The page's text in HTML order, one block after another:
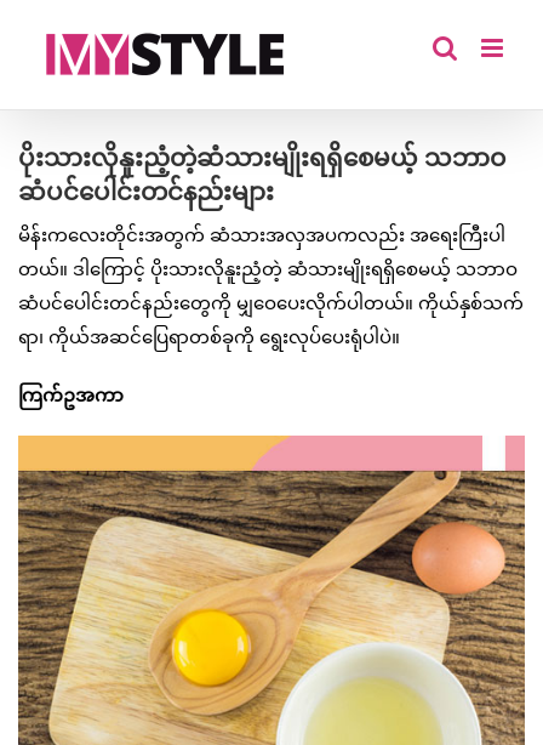
ပိုးသားလိုနူးညံ့တဲ့ဆံသားမျိုးရရှိစေမယ့် သဘာဝ
ဆံပင်ပေါင်းတင်နည်းများ
မိန်းကလေးတိုင်းအတွက် ဆံသားအလှအပကလည်း အရေးကြီးပါ
တယ်။ ဒါကြောင့် ပိုးသားလိုနူးညံ့တဲ့ ဆံသားမျိုးရရှိစေမယ့် သဘာဝ
ဆံပင်ပေါင်းတင်နည်းတွေကို မျှဝေပေးလိုက်ပါတယ်။ ကိုယ်နှစ်သက်
ရာ၊ ကိုယ်အဆင်ပြေရာတစ်ခုကို ရွေးလုပ်ပေးရုံပါပဲ။
ကြက်ဥအကာ